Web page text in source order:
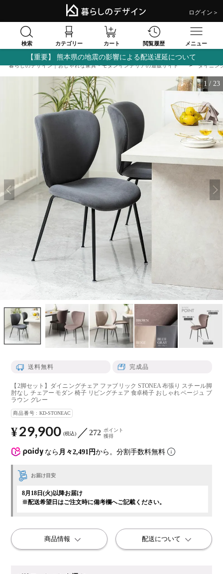
ログイン＞
検索 カテゴリー カート 閲覧履歴 メニュー
【重要】 熊本県の地震の影響による配送遅延について
暮らしのデザイン｜おしゃれな家具・モダンインテリアの通販サイト ダイニン
1 / 23
送料無料 完成品
【2脚セット】ダイニングチェア ファブリック STONEA 布張り スチール脚
肘なし チェアー モダン 椅子 リビングチェア 食卓椅子 おしゃれ ベージュ ブ
ラウン グレー
商品番号 KD-STONEAC
なら 月々2,491円から。分割手数料無料
¥29,900 税込 272 ポイント
獲得
お届け目安
8月18日(火)以降お届け
※配送希望日はご注文時に備考欄へご記載ください。
商品情報 配送について